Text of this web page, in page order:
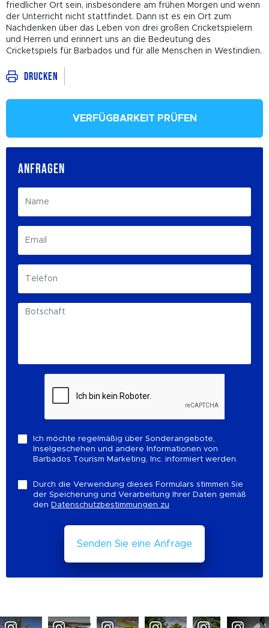
friedlicher Ort sein, insbesondere am frühen Morgen und wenn
der Unterricht nicht stattfindet. Dann ist es ein Ort zum
Nachdenken über das Leben von drei großen Cricketspielern
und Herren und erinnert uns an die Bedeutung des
Cricketspiels für Barbados und für alle Menschen in Westindien.
Drucken
VERFÜGBARKEIT PRÜFEN
ANFRAGEN
Ich möchte regelmäßig über Sonderangebote,
Inselgeschehen und andere Informationen von
Barbados Tourism Marketing, Inc. informiert werden.
Durch die Verwendung dieses Formulars stimmen Sie
der Speicherung und Verarbeitung Ihrer Daten gemäß
den Datenschutzbestimmungen zu